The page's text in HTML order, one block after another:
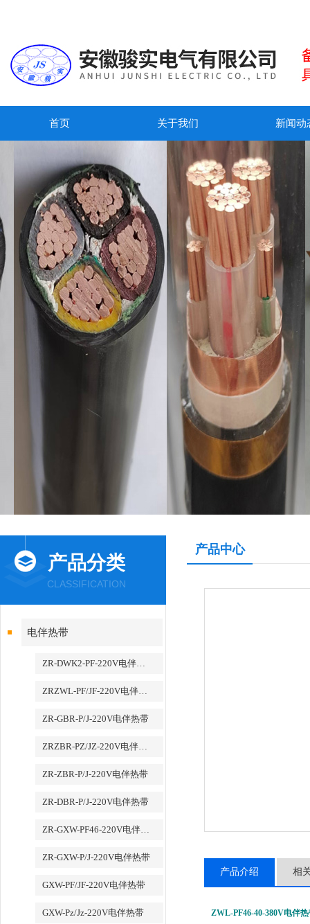
首页 关于我们 新闻动
产品分类
CLASSIFICATION
电伴热带
ZR-DWK2-PF-220V电伴热带
ZRZWL-PF/JF-220V电伴热带
ZR-GBR-P/J-220V电伴热带
ZRZBR-PZ/JZ-220V电伴热带
ZR-ZBR-P/J-220V电伴热带
ZR-DBR-P/J-220V电伴热带
ZR-GXW-PF46-220V电伴热带
ZR-GXW-P/J-220V电伴热带
GXW-PF/JF-220V电伴热带
GXW-Pz/Jz-220V电伴热带
产品中心
产品介绍 相
ZWL-PF46-40-380V电伴